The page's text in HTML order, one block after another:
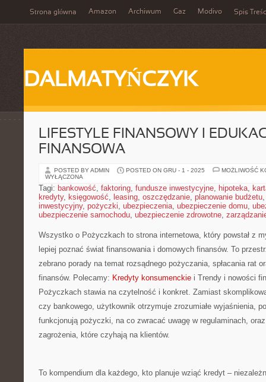
Strona główna Amazon Archiwum Gaz Modivo Spis
DALMATYŃCZYK
LIFESTYLE FINANSOWY I
FINANSOWA
POSTED BY ADMIN POSTED ON GRU - 1 - 2025
MOŻLIWOŚĆ
WYŁĄCZONA
Tagi: bankowość, faktoring, fundusze inwestycyjne, hipoteka,
kredyty, księgowość, leasing, oszczędzanie, planowanie budżetu
inwestycyjny, pożyczki, ubezpieczenia, ubezpieczenie domu,
ubezpieczenie samochodu, ubezpieczenie zdrowotne,
Wszystko o Pożyczkach to strona internetowa, który powstał z
lepiej poznać świat finansowania i domowych finansów. To
zebrano porady na temat rozsądnego pożyczania, spłacania rat
finansów. Polecamy: Kredyty konsumenckie i Trendy i nowości
Pożyczkach stawia na czytelność i konkret. Zamiast
czy bankowego, użytkownik otrzymuje zrozumiałe wyjaśnienia,
funkcjonują pożyczki, na co zwracać uwagę w regulaminach,
zagrożenia, które czyhają na klientów.
To kompendium dla każdego, kto planuje wziąć kredyt –